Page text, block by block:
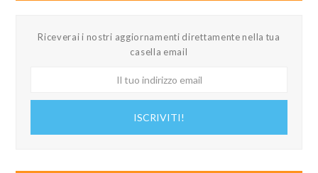
Riceverai i nostri aggiornamenti direttamente nella tua
casella email
ISCRIVITI!